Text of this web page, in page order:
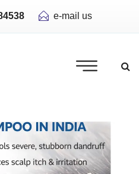
e-mail us